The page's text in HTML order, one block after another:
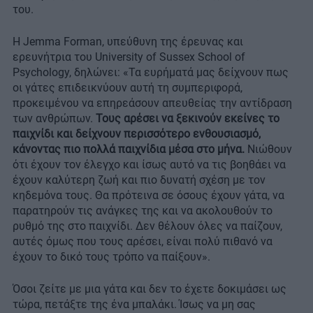
του.
Η Jemma Forman, υπεύθυνη της έρευνας και
ερευνήτρια του University of Sussex School of
Psychology, δηλώνει: «Τα ευρήματά μας δείχνουν πως
οι γάτες επιδεικνύουν αυτή τη συμπεριφορά,
προκειμένου να επηρεάσουν απευθείας την αντίδραση
των ανθρώπων. Τους αρέσει να ξεκινούν εκείνες το
παιχνίδι και δείχνουν περισσότερο ενθουσιασμό,
κάνοντας πιο πολλά παιχνίδια μέσα στο μήνα. Νιώθουν
ότι έχουν τον έλεγχο και ίσως αυτό να τις βοηθάει να
έχουν καλύτερη ζωή και πιο δυνατή σχέση με τον
κηδεμόνα τους. Θα πρότεινα σε όσους έχουν γάτα, να
παρατηρούν τις ανάγκες της και να ακολουθούν το
ρυθμό της στο παιχνίδι. Δεν θέλουν όλες να παίζουν,
αυτές όμως που τους αρέσει, είναι πολύ πιθανό να
έχουν το δικό τους τρόπο να παίξουν».
Όσοι ζείτε με μια γάτα και δεν το έχετε δοκιμάσει ως
τώρα, πετάξτε της ένα μπαλάκι. Ίσως να μη σας